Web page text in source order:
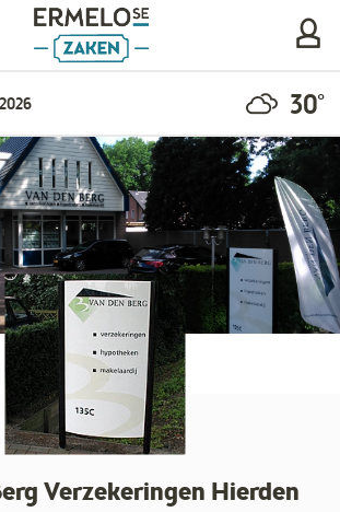
30°
Verzekeringen Hierden